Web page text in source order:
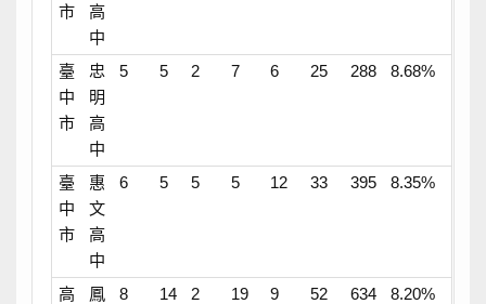
市
高
中
臺
中
市
忠
明
高
中
5 5 2 7 6 25 288 8.68%
臺
中
市
惠
文
高
中
6 5 5 5 12 33 395 8.35%
高
鳳
8 14 2 19 9 52 634 8.20%